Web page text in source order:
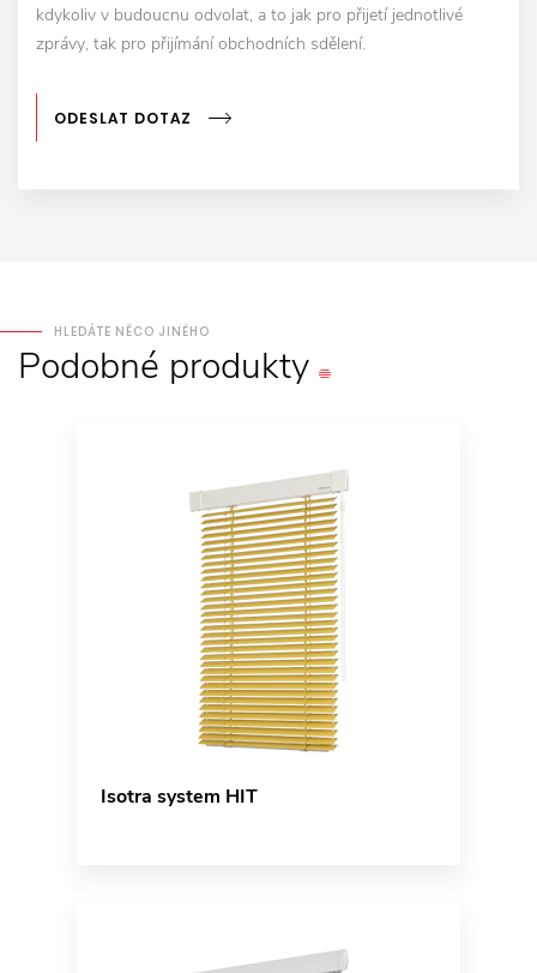
kdykoliv v budoucnu odvolat, a to jak pro přijetí jednotlivé
zprávy, tak pro přijímání obchodních sdělení.
ODESLAT DOTAZ
HLEDÁTE NĚCO JINÉHO
Podobné produkty
Isotra system HIT